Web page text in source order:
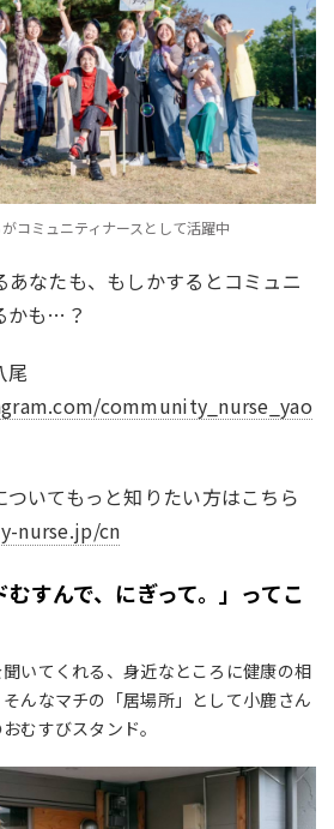
コミュニティナースとして活躍中
あなたも、もしかするとコミュニ
かも…？
尾
community_nurse_yao
ついてもっと知りたい方はこちら
nurse.jp/cn
むすんで、にぎって。」ってこ
聞いてくれる、身近なところに健康の相
んなマチの「居場所」として小鹿さん
むすびスタンド。